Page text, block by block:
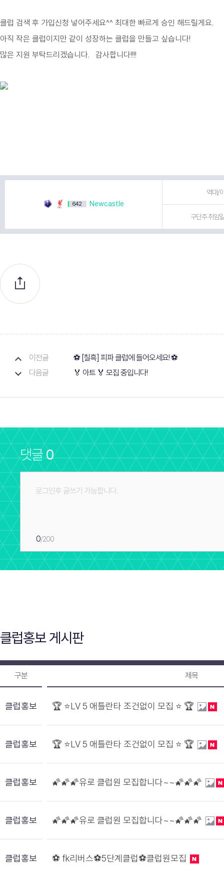
클럽 검색 후 가입신청 넣어주세요^^ 최대한 빠르게 승인 해드릴게요.
아직 작은 클럽이지만 같이 성장하는 클럽을 만들고 싶습니다!
많은 지원 부탁드리겠습니다. 감사합니다!!!!
642 NewcastIe
역대/
구단주 취임
이전글
⚽ [칠흑] 피파 클럽에 들어오세요! ⚽
다음글
🏅 아트 🏅 모집 중입니다!
댓글0
0/200
클럽홍보 게시판
구분 제목
클럽홍보 🏆 ⭐️LV 5 애틀란타 조건없이 모집 ⭐️ 🏆
클럽홍보 🏆 ⭐️LV 5 애틀란타 조건없이 모집 ⭐️ 🏆
클럽홍보 🌠🌠🌠유로 클럽원 모집합니다~~🌠🌠🌠
클럽홍보 🌠🌠🌠유로 클럽원 모집합니다~~🌠🌠🌠
클럽홍보 ⚽️ fk리버스⚽️5단계클럽⚽️클럽원모집